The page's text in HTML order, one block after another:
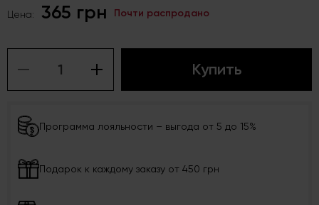
Цена: 365 грн Почти распродано
Купить
Программа лояльности – выгода от 5 до 15%
Подарок к каждому заказу от 450 грн